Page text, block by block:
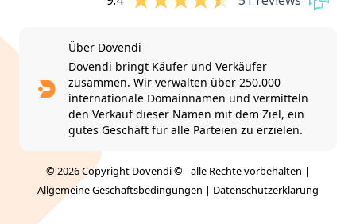
Über Dovendi
Dovendi bringt Käufer und Verkäufer
zusammen. Wir verwalten über 250.000
internationale Domainnamen und vermitteln
den Verkauf dieser Namen mit dem Ziel, ein
gutes Geschäft für alle Parteien zu erzielen.
© 2026 Copyright Dovendi © - alle Rechte vorbehalten |
Allgemeine Geschäftsbedingungen | Datenschutzerklärung